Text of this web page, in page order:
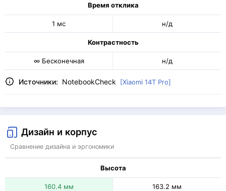
Время отклика
1 мс н/д
Контрастность
∞ Бесконечная н/д
Источники: NotebookCheck [Xiaomi 14T Pro]
Дизайн и корпус
Сравнение дизайна и эргономики
Высота
160.4 мм 163.2 мм